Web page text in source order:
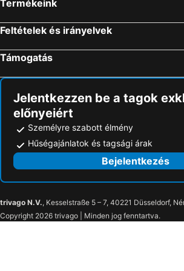
Stuttgart, Baden-Württemberg Szállás
Hamburg, Hamburg Szállás
Termékeink
Feltételek és irányelvek
Támogatás
Jelentkezzen be a tagok
előnyeiért
Személyre szabott élmény
Hűségajánlatok és tagsági árak
Bejelentkezés
trivago N.V., Kesselstraße 5 – 7, 40221 Düsseldorf,
Copyright 2026 trivago | Minden jog fenntartva.